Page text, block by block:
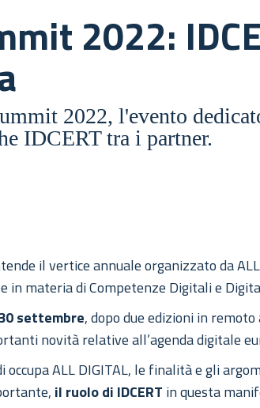
2022:
2022, l'evento
IDCERT tra i partner.
il vertice annuale organizzato da
in materia di Competenze Digitali e
settembre, dopo due edizioni in remoto
novità relative all’agenda digitale
occupa ALL DIGITAL, le finalità e gli
il ruolo di IDCERT in questa